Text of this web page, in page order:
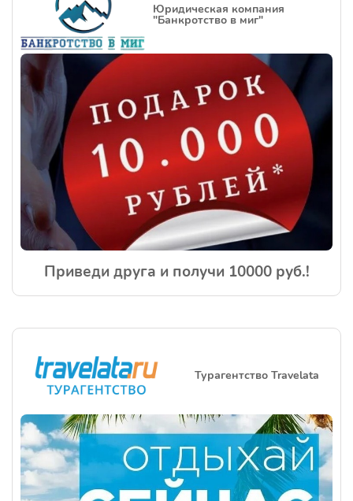
Юридическая компания
"Банкротство в миг"
Приведи друга и получи 10000 руб.!
Турагентство Travelata